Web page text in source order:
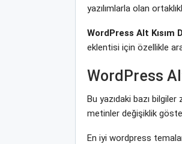
yazılımlarla olan
WordPress Alt Kısım
eklentisi için özellikle
WordPress
Bu yazıdaki bazı
metinler değişiklik
En iyi wordpress